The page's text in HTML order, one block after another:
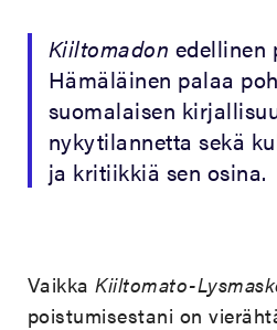
Kiiltomadon edellinen
Hämäläinen palaa
suomalaisen
nykytilannetta sekä
ja kritiikkiä sen osina.
VaikkaKiiltomato-
poistumisestani on